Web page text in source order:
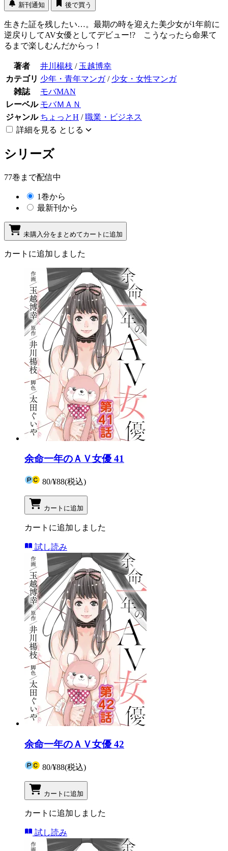
新刊通知 後で買う
生きた証を残したい…。最期の時を迎えた美少女が1年前に
逆戻りしてAV女優としてデビュー!? こうなったら命果て
るまで楽しむんだからっ！
著者 井川楊枝 / 玉越博幸
カテゴリ 少年・青年マンガ/ 少女・女性マンガ
雑誌
モバMAN
レーベル モバＭＡＮ
ジャンル ちょっとH /職業・ビジネス
詳細を見る とじる
シリーズ
77巻まで配信中
1巻から
最新刊から
未購入分をまとめてカートに追加
カートに追加しました
余命一年のＡＶ女優 41
80/¥88(税込)
カートに追加
カートに追加しました
試し読み
余命一年のＡＶ女優 42
80/¥88(税込)
カートに追加
カートに追加しました
試し読み